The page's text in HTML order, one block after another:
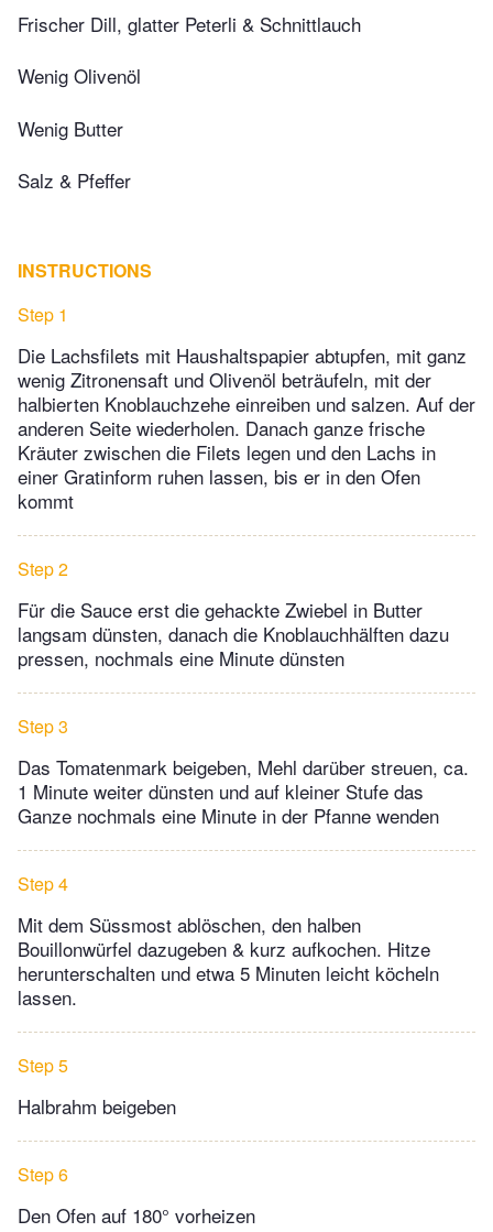
Frischer Dill, glatter Peterli & Schnittlauch
Wenig Olivenöl
Wenig Butter
Salz & Pfeffer
INSTRUCTIONS
Step 1
Die Lachsfilets mit Haushaltspapier abtupfen, mit ganz
wenig Zitronensaft und Olivenöl beträufeln, mit der
halbierten Knoblauchzehe einreiben und salzen. Auf der
anderen Seite wiederholen. Danach ganze frische
Kräuter zwischen die Filets legen und den Lachs in
einer Gratinform ruhen lassen, bis er in den Ofen
kommt
Step 2
Für die Sauce erst die gehackte Zwiebel in Butter
langsam dünsten, danach die Knoblauchhälften dazu
pressen, nochmals eine Minute dünsten
Step 3
Das Tomatenmark beigeben, Mehl darüber streuen, ca.
1 Minute weiter dünsten und auf kleiner Stufe das
Ganze nochmals eine Minute in der Pfanne wenden
Step 4
Mit dem Süssmost ablöschen, den halben
Bouillonwürfel dazugeben & kurz aufkochen. Hitze
herunterschalten und etwa 5 Minuten leicht köcheln
lassen.
Step 5
Halbrahm beigeben
Step 6
Den Ofen auf 180° vorheizen